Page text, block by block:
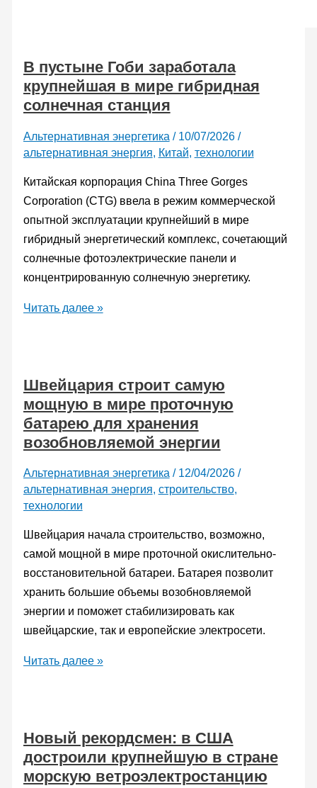
В пустыне Гоби заработала
крупнейшая в мире гибридная
солнечная станция
Альтернативная энергетика / 10/07/2026 /
альтернативная энергия, Китай, технологии
Китайская корпорация China Three Gorges
Corporation (CTG) ввела в режим коммерческой
опытной эксплуатации крупнейший в мире
гибридный энергетический комплекс, сочетающий
солнечные фотоэлектрические панели и
концентрированную солнечную энергетику.
В
крупнейшая
в
мире
гибридная
станция
Читать далее »
Швейцария строит самую
мощную в мире проточную
батарею для хранения
возобновляемой энергии
Альтернативная энергетика / 12/04/2026 /
альтернативная энергия, строительство,
технологии
Швейцария начала строительство, возможно,
самой мощной в мире проточной окислительно-
восстановительной батареи. Батарея позволит
хранить большие объемы возобновляемой
энергии и поможет стабилизировать как
швейцарские, так и европейские электросети.
Швейцария
в
мире
проточную
Читать далее »
Новый рекордсмен: в США
достроили крупнейшую в стране
морскую ветроэлектростанцию